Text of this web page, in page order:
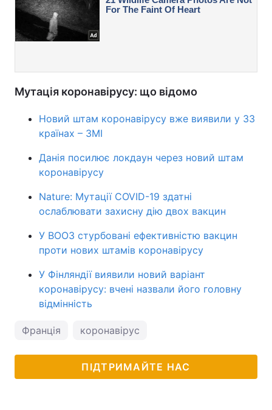
Мутація коронавірусу: що відомо
Новий штам коронавірусу вже виявили у 33
країнах – ЗМІ
Данія посилює локдаун через новий штам
коронавірусу
Nature: Мутації COVID-19 здатні
ослаблювати захисну дію двох вакцин
У ВООЗ стурбовані ефективністю вакцин
проти нових штамів коронавірусу
У Фінляндії виявили новий варіант
коронавірусу: вчені назвали його головну
відмінність
Франція коронавірус
ПІДТРИМАЙТЕ НАС